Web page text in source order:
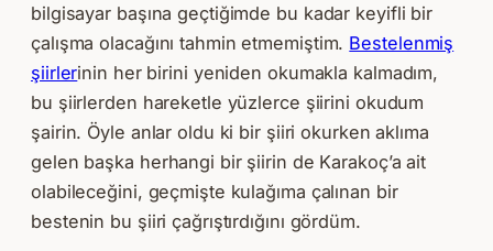
bilgisayar başına geçtiğimde bu kadar keyifli bir
çalışma olacağını tahmin etmemiştim. Bestelenmiş
şiirlerinin her birini yeniden okumakla kalmadım,
bu şiirlerden hareketle yüzlerce şiirini okudum
şairin. Öyle anlar oldu ki bir şiiri okurken aklıma
gelen başka herhangi bir şiirin de Karakoç’a ait
olabileceğini, geçmişte kulağıma çalınan bir
bestenin bu şiiri çağrıştırdığını gördüm.